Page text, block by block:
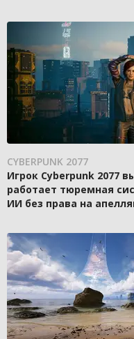
CYBERPUNK 2077
Игрок Cyberpunk 2077
работает тюремная
ИИ без права на